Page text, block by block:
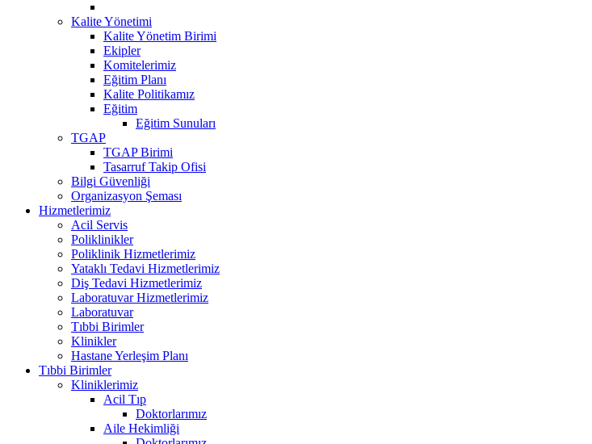
Kalite Yönetimi
Kalite Yönetim Birimi
Ekipler
Komitelerimiz
Eğitim Planı
Kalite Politikamız
Eğitim
Eğitim Sunuları
TGAP
TGAP Birimi
Tasarruf Takip Ofisi
Bilgi Güvenliği
Organizasyon Şeması
Hizmetlerimiz
Acil Servis
Poliklinikler
Poliklinik Hizmetlerimiz
Yataklı Tedavi Hizmetlerimiz
Diş Tedavi Hizmetlerimiz
Laboratuvar Hizmetlerimiz
Laboratuvar
Tıbbi Birimler
Klinikler
Hastane Yerleşim Planı
Tıbbi Birimler
Kliniklerimiz
Acil Tıp
Doktorlarımız
Aile Hekimliği